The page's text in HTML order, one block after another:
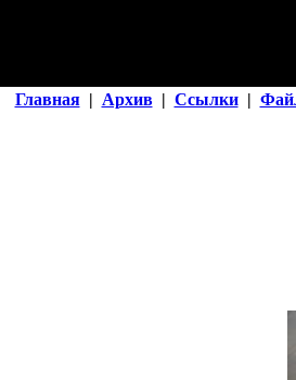
Главная | Архив | Ссылки |